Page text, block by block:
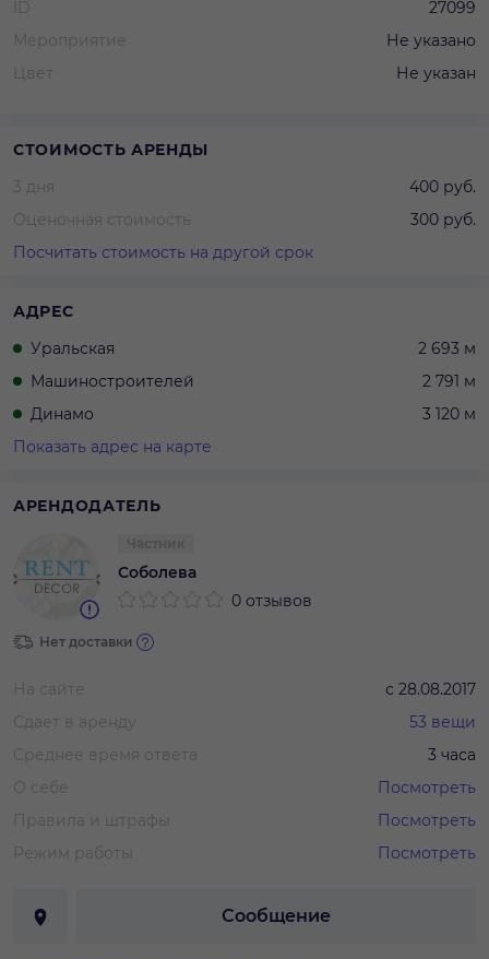
ID
27099
Мероприятие
Не указано
Цвет
Не указан
СТОИМОСТЬ АРЕНДЫ
3 дня
400 руб.
Оценочная стоимость
300 руб.
Посчитать стоимость на другой срок
АДРЕС
Уральская
2 693 м
Машиностроителей
2 791 м
Динамо
3 120 м
Показать адрес на карте
АРЕНДОДАТЕЛЬ
Соболева
0 отзывов
Нет доставки
На сайте с 28.08.2017
Сдает в аренду
53 вещи
Среднее время ответа
3 часа
О себе
Посмотреть
Правила и штрафы
Посмотреть
Режим работы
Посмотреть
Сообщение